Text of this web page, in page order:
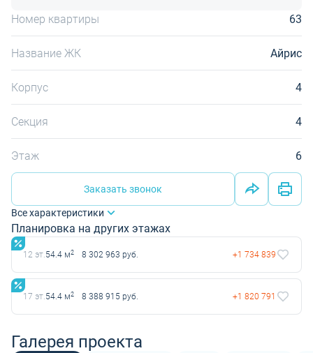
Номер квартиры 63
Название ЖК Айрис
Корпус 4
Секция 4
Этаж 6
Заказать звонок
Все характеристики
Планировка на других этажах
12 эт.54.4 м2 8 302 963 руб. +1 734 839
17 эт.54.4 м2 8 388 915 руб. +1 820 791
Галерея проекта